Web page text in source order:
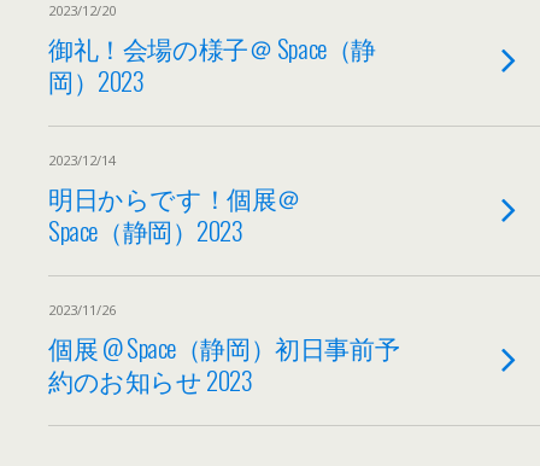
2023/12/20
御礼！会場の様子＠ Space（静
岡）2023
2023/12/14
明日からです！個展＠
Space（静岡）2023
2023/11/26
個展 @ Space（静岡）初日事前予
約のお知らせ 2023